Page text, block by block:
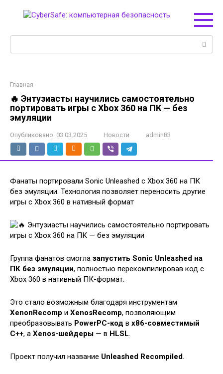
Главная
🔥 Энтузиасты научились самостоятельно
портировать игры с Xbox 360 на ПК — без
эмуляции
Опубликовано: 03.03.2025 Новости admin83
Фанаты портировали Sonic Unleashed с Xbox 360 на ПК
без эмуляции. Технология позволяет переносить другие
игры с Xbox 360 в нативный формат
Группа фанатов смогла запустить Sonic Unleashed на
ПК без эмуляции, полностью перекомпилировав код с
Xbox 360 в нативный ПК-формат.
Это стало возможным благодаря инструментам
XenonRecomp и XenosRecomp, позволяющим
преобразовывать PowerPC-код в x86-совместимый
C++, а Xenos-шейдеры — в HLSL.
Проект получил название Unleashed Recompiled.